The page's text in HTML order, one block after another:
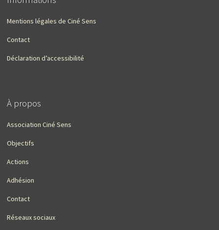
Mentions légales de Ciné Sens
Contact
Déclaration d’accessibilité
À propos
Association Ciné Sens
Objectifs
Actions
Adhésion
Contact
Réseaux sociaux